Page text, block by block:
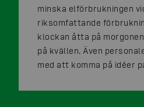
minska elförbrukningen
riksomfattande
klockan åtta på
på kvällen. Även
med att komma på idéer